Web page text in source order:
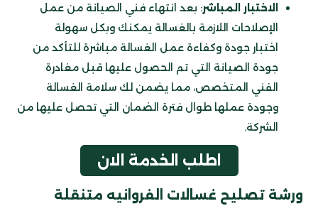
الاختبار المباشر: بعد انتهاء فني الصيانة من عمل
الإصلاحات اللازمة بالغسالة يمكنك وبكل سهولة
اختبار جودة وكفاءة عمل الغسالة مباشرة للتأكد من
جودة الصيانة التي تم الحصول عليها قبل مغادرة
الفني المتخصص، مما يضمن لك سلامة الغسالة
وجودة عملها طوال فترة الضمان التي تحصل عليها من
الشركة.
اطلب الخدمة الان
ورشة تصليح غسالات الفروانيه متنقلة